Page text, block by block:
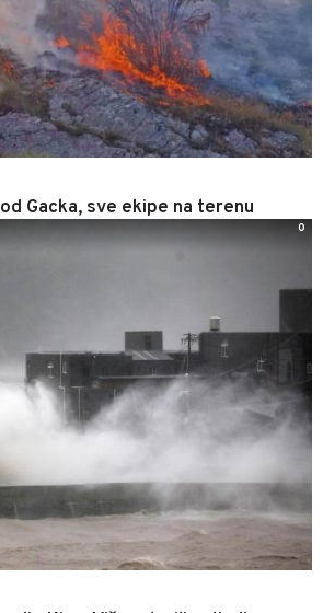
Gacka, sve ekipe na terenu
0